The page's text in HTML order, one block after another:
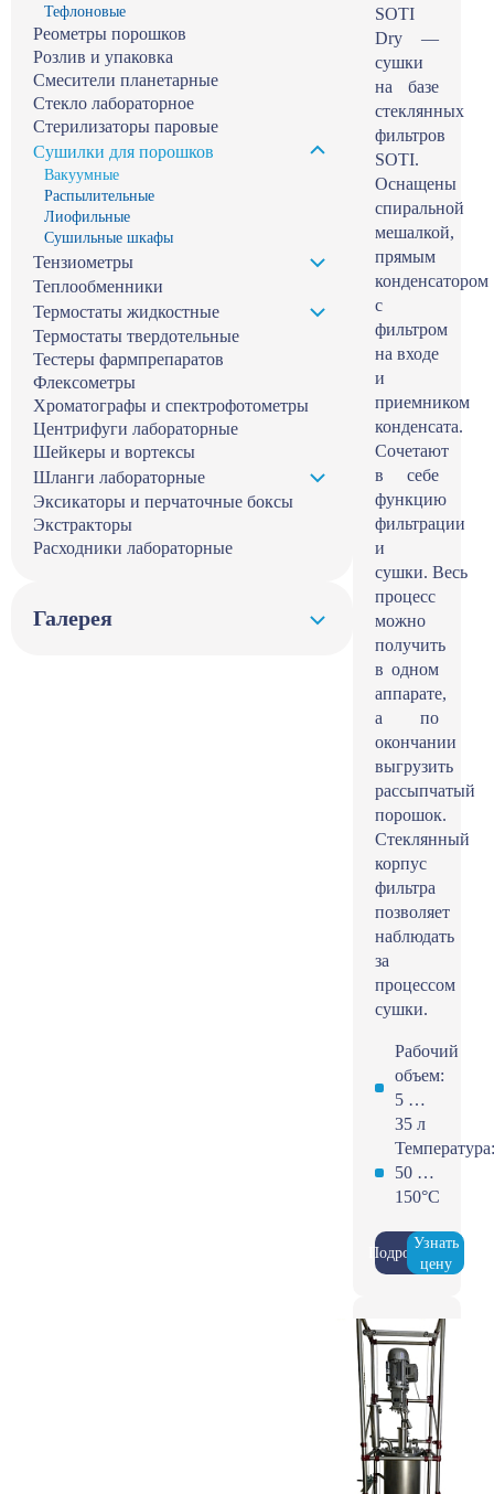
Тефлоновые
Реометры порошков
Розлив и упаковка
Смесители планетарные
Стекло лабораторное
Стерилизаторы паровые
Сушилки для порошков
Вакуумные
Распылительные
Лиофильные
Сушильные шкафы
Тензиометры
Теплообменники
Термостаты жидкостные
Термостаты твердотельные
Тестеры фармпрепаратов
Флексометры
Хроматографы и спектрофотометры
Центрифуги лабораторные
Шейкеры и вортексы
Шланги лабораторные
Эксикаторы и перчаточные боксы
Экстракторы
Расходники лабораторные
Галерея
SOTI
Dry —
сушки
на базе
стеклянных
фильтров
SOTI.
Оснащены
спиральной
мешалкой,
прямым
конденсатором
с
фильтром
на входе
и
приемником
конденсата.
Сочетают
в себе
функцию
фильтрации
и
сушки. Весь
процесс
можно
получить
в одном
аппарате,
а по
окончании
выгрузить
рассыпчатый
порошок.
Стеклянный
корпус
фильтра
позволяет
наблюдать
за
процессом
сушки.
Рабочий
объем:
5 …
35 л
Температура:
50 …
150°С
Подробнее
Узнать
цену